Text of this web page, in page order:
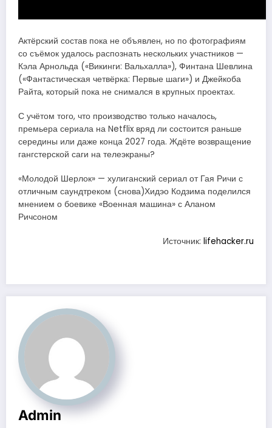
Актёрский состав пока не объявлен, но по фотографиям
со съёмок удалось распознать нескольких участников —
Кэла Арнольда («Викинги: Вальхалла»), Финтана Шевлина
(«Фантастическая четвёрка: Первые шаги») и Джейкоба
Райта, который пока не снимался в крупных проектах.
С учётом того, что производство только началось,
премьера сериала на Netflix вряд ли состоится раньше
середины или даже конца 2027 года. Ждёте возвращение
гангстерской саги на телеэкраны?
«Молодой Шерлок» — хулиганский сериал от Гая Ричи с
отличным саундтреком (снова)Хидэо Кодзима поделился
мнением о боевике «Военная машина» с Аланом
Ричсоном
Источник: lifehacker.ru
Admin